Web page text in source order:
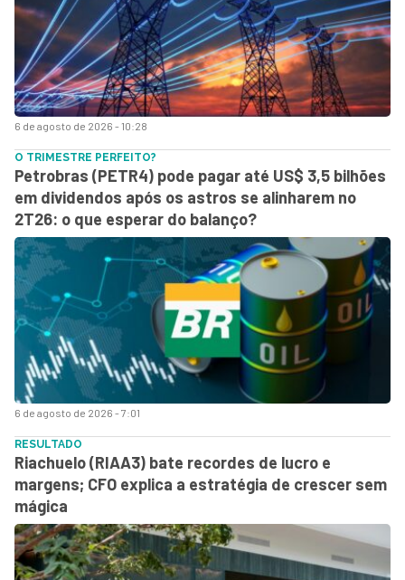
6 de agosto de 2026 - 10:28
6 de agosto de 2026 - 7:01
O TRIMESTRE PERFEITO?
Petrobras (PETR4) pode pagar até US$ 3,5 bilhões
em dividendos após os astros se alinharem no
2T26: o que esperar do balanço?
RESULTADO
Riachuelo (RIAA3) bate recordes de lucro e
margens; CFO explica a estratégia de crescer sem
mágica